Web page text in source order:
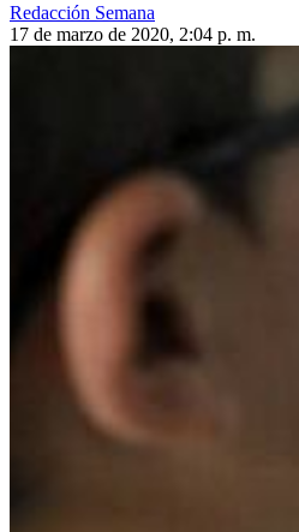
Redacción Semana
17 de marzo de 2020, 2:04 p. m.